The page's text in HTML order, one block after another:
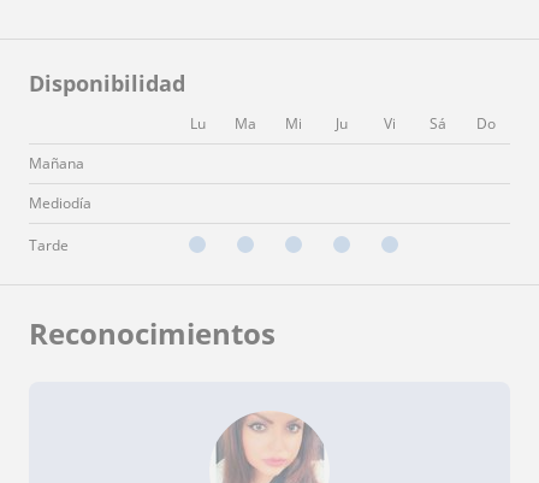
Disponibilidad
Lu Ma Mi Ju Vi Sá
Do
Mañana
Mediodía
Tarde
Reconocimientos